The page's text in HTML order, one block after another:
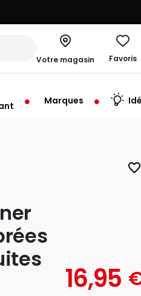
Votre magasin
à 19:30
Favoris
Marques
favorite_border
16,95